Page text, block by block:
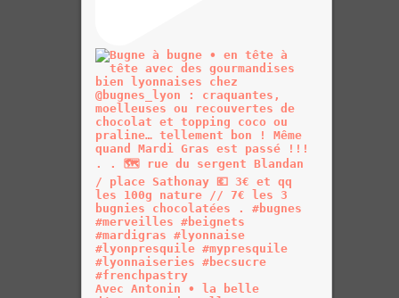
Avec Antonin • la belle